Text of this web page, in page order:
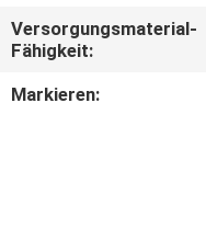
SIE
MIT
UNS
Versorgungsmaterial-
Fähigkeit:
Markieren: